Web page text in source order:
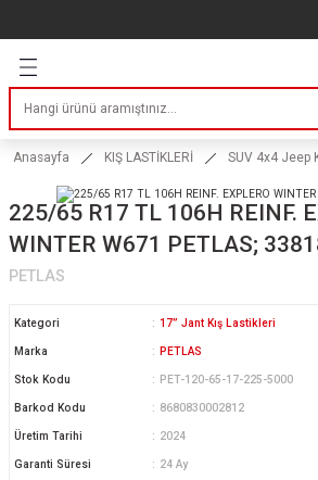
Lastikleri
Hız Lastikleri
ve Fren Yağları
Anasayfa KIŞ LASTİKLERİ SUV 4x4 Jeep
225/65 R17 TL 106H REINF.
WINTER W671 PETLAS;
PETLAS
Kategori 17” Jant Kış Lastikleri
Marka PETLAS
Stok Kodu PET-120-65-17-225-5000
Barkod Kodu 8680830002812
Üretim Tarihi 2024
Garanti Süresi 24 Ay